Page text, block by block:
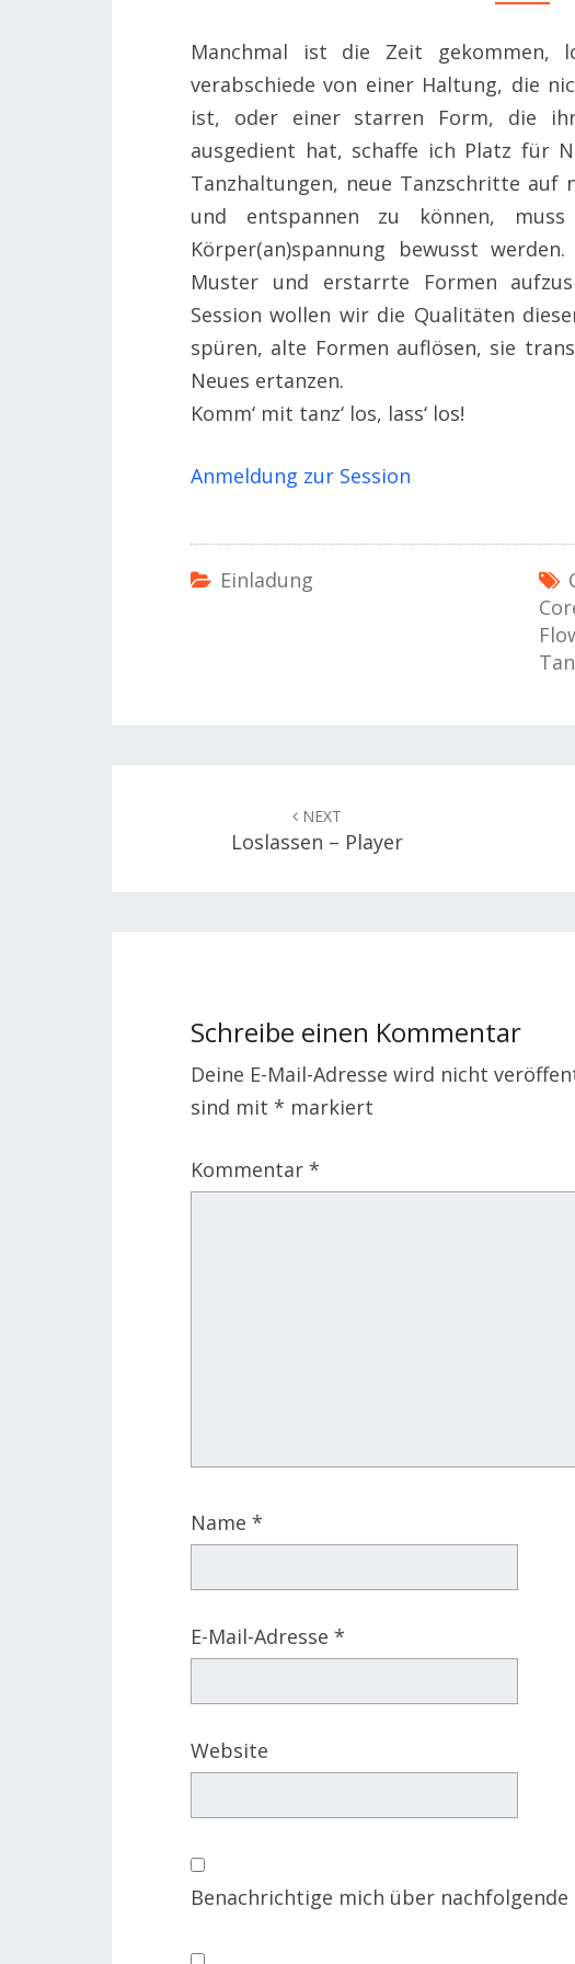
IT
Manchmal ist die Zeit gekommen,
verabschiede von einer Haltung, die
ist, oder einer starren Form, die
ausgedient hat, schaffe ich Platz für
Tanzhaltungen, neue Tanzschritte auf
und entspannen zu können,
Körper(an)spannung bewusst
Muster und erstarrte Formen
Session wollen wir die Qualitäten
spüren, alte Formen auflösen, sie
Neues ertanzen.
Komm‘ mit tanz‘ los, lass‘ los!
Anmeldung zur Session
Einladung
NEXT
Loslassen – Player
Schreibe einen Kommentar
Deine E-Mail-Adresse wird nicht
sind mit * markiert
Kommentar *
Name *
E-Mail-Adresse *
Website
Benachrichtige mich über nachfolgende